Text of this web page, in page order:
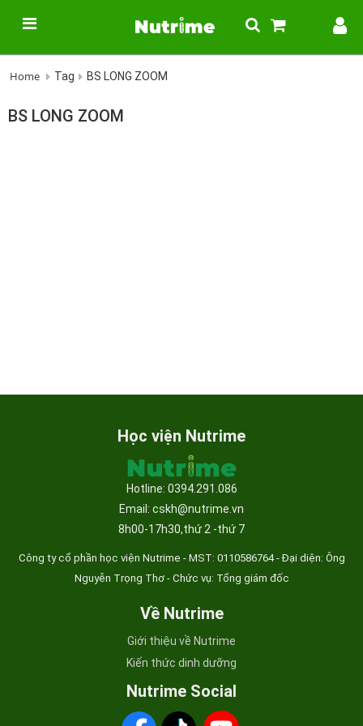
Home Tag BS LONG ZOOM
BS LONG ZOOM
Học viện Nutrime
Hotline: 0394.291.086
Email: cskh@nutrime.vn
8h00-17h30,thứ 2 -thứ 7
Công ty cổ phần học viện Nutrime - MST: 0110586764 - Đại diện: Ông
Nguyễn Trọng Thơ - Chức vụ: Tổng giám đốc
Về Nutrime
Giới thiệu về Nutrime
Kiến thức dinh dưỡng
Nutrime Social